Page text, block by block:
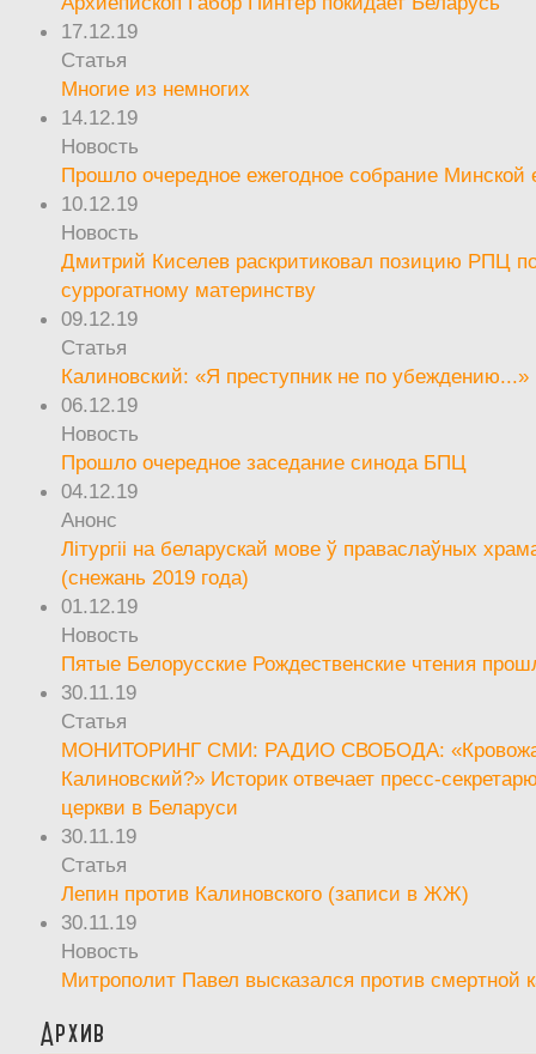
17.12.19
Статья
Многие из немногих
14.12.19
Новость
Прошло очередное ежегодное собрание
10.12.19
Новость
Дмитрий Киселев раскритиковал позицию РПЦ
суррогатному материнству
09.12.19
Статья
Калиновский: «Я преступник не по убеждению...»
06.12.19
Новость
Прошло очередное заседание синода БПЦ
04.12.19
Анонс
Літургіі на беларускай мове ў праваслаўных
(снежань 2019 года)
01.12.19
Новость
Пятые Белорусские Рождественские чтения
30.11.19
Статья
МОНИТОРИНГ СМИ: РАДИО СВОБОДА:
Калиновский?» Историк отвечает пресс-
церкви в Беларуси
30.11.19
Статья
Лепин против Калиновского (записи в ЖЖ)
30.11.19
Новость
Митрополит Павел высказался против смертной
Архив